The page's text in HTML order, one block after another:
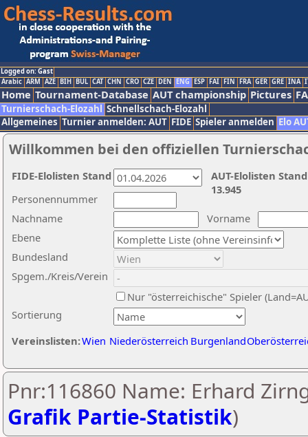
Logged on: Gast
Arabic ARM AZE BIH BUL CAT CHN CRO CZE DEN ENG ESP FAI FIN FRA GER GRE INA
Home Tournament-Database AUT championship Pictures
Turnierschach-Elozahl Schnellschach-Elozahl
Allgemeines Turnier anmelden: AUT FIDE Spieler anmelden Elo
Willkommen bei den offiziellen
Nachname
Vorname
Ebene
Sortierung
Personennummer
Bundesland
Spgem./Kreis/Verein
Nur "österreichische" Spieler
Vereinslisten:Wien Niederösterreich Burgenland
AUT-Elolisten
13.945
FIDE-Elolisten Stand
Pnr:116860 Name: Erhard
Grafik Partie-Statistik)